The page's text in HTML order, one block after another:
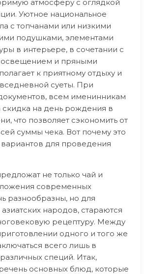
атмосферу с оглядкой
Уютное национальное
с топчанами или низкими
подушками, элементами
в интерьере, в сочетании с
и пряными
к приятному отдыху и
суеты. При
всем именинникам
на день рождения в
что позволяет сэкономить от
суммы чека. Вот почему это
для проведения
не только чай и
современных
разнообразны, но для
народов, стараются
рецептуру. Между
одного и того же
всего лишь в
специй. Итак,
основных блюд, которые